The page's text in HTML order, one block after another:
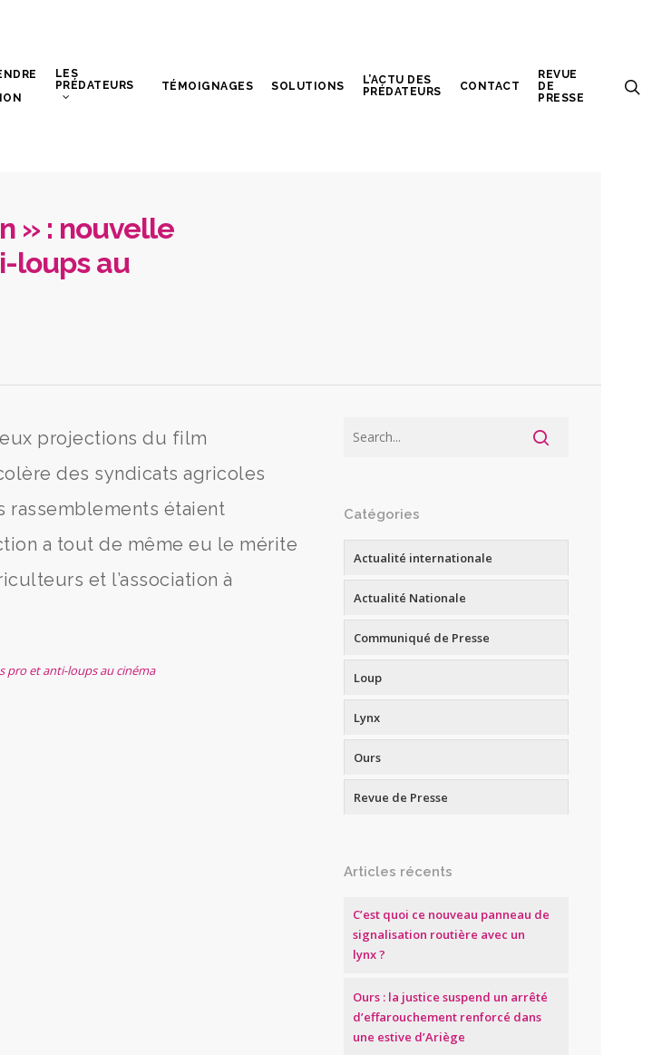
LES
PRÉDATEURS
TÉMOIGNAGES SOLUTIONS
L’ACTU DES
PRÉDATEURS
CONTACT
REVUE
DE
PRESSE
» : nouvelle
loups au
projections du film
des syndicats agricoles
rassemblements étaient
a tout de même eu le mérite
et l’association à
pro et anti-loups au cinéma
Catégories
Actualité internationale
Actualité Nationale
Communiqué de Presse
Loup
Lynx
Ours
Revue de Presse
Articles récents
C’est quoi ce nouveau panneau de
signalisation routière avec un
lynx ?
Ours : la justice suspend un arrêté
d’effarouchement renforcé dans
une estive d’Ariège